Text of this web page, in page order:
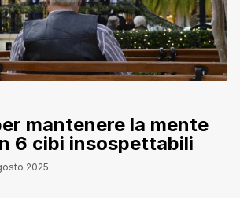
mantenere la mente
6 cibi insospettabili
2025